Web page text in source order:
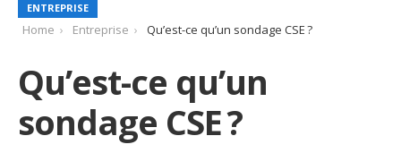
ENTREPRISE
Home Entreprise Qu’est-ce qu’un sondage CSE ?
Qu’est-ce qu’un
sondage CSE ?